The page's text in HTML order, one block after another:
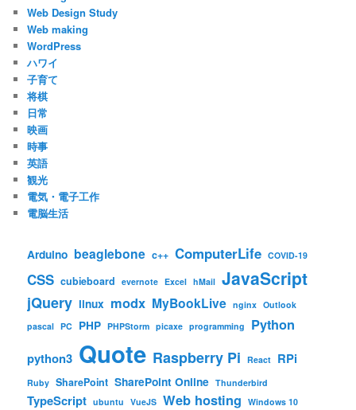
Web Design Study
Web making
WordPress
ハワイ
子育て
将棋
日常
映画
時事
英語
観光
電気・電子工作
電脳生活
Arduino beaglebone c++ ComputerLife COVID-19
CSS cubieboard evernote Excel hMail JavaScript
jQuery linux modx MyBookLive nginx Outlook
pascal PC PHP PHPStorm picaxe programming Python
python3 Quote Raspberry Pi React RPi
Ruby SharePoint SharePoint Online Thunderbird
TypeScript ubuntu VueJS Web hosting
Windows 10